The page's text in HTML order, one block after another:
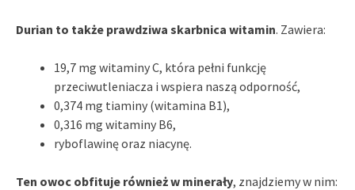
Durian to także prawdziwa skarbnica witamin. Zawiera:
19,7 mg witaminy C, która pełni funkcję
przeciwutleniacza i wspiera naszą odporność,
0,374 mg tiaminy (witamina B1),
0,316 mg witaminy B6,
ryboflawinę oraz niacynę.
Ten owoc obfituje również w minerały, znajdziemy w nim: